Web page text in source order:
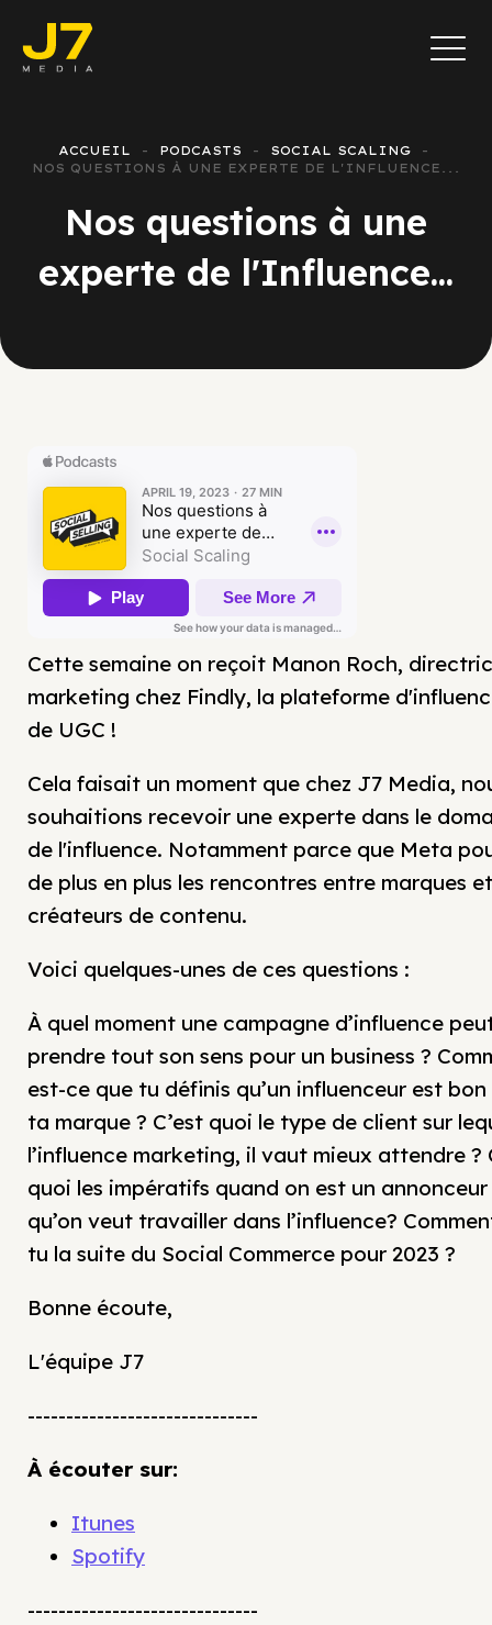
ACCUEIL PODCASTS
SOCIAL SCALING
NOS QUESTIONS À UNE EXPERTE DE L'INFLUENCE...
Nos questions à une
experte de l'Influence...
Cette semaine on reçoit Manon Roch,
marketing chez Findly, la plateforme
de UGC !
Cela faisait un moment que chez J7 Media,
souhaitions recevoir une experte dans le
de l'influence. Notamment parce que Meta
de plus en plus les rencontres entre marques et
créateurs de contenu.
Voici quelques-unes de ces questions :
À quel moment une campagne d’influence
prendre tout son sens pour un business ?
est-ce que tu définis qu’un influenceur est
ta marque ? C’est quoi le type de client sur
l’influence marketing, il vaut mieux attendre ?
quoi les impératifs quand on est un
qu’on veut travailler dans l’influence?
tu la suite du Social Commerce pour 2023 ?
Bonne écoute,
L'équipe J7
------------------------------
À écouter sur:
Itunes
Spotify
------------------------------